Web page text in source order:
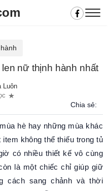
nữ thịnh hành nhất
Luôn
Chia sẻ:
hè hay những mùa khác
không thể thiếu trong tủ
có nhiều thiết kế vô cùng
là một chiếc chỉ giúp giữ
cách sang chảnh và thời